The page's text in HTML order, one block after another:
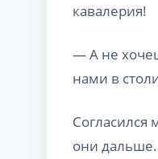
кавалерия!
— А не
нами в
Согласился
они